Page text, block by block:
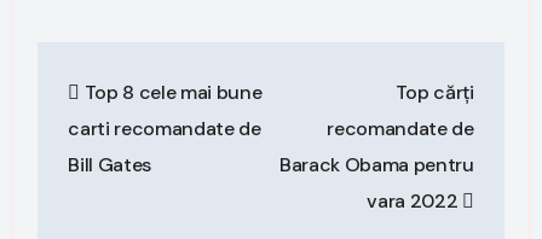
navigation
Top 8 cele mai bune
carti recomandate de
Bill Gates
Top cărți
recomandate de
Barack Obama pentru
vara 2022